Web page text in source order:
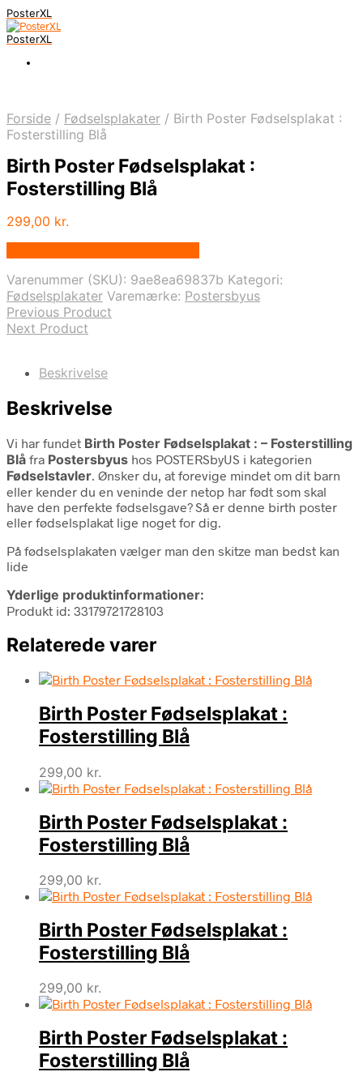
PosterXL
PosterXL
Forside / Fødselsplakater / Birth Poster Fødselsplakat :
Fosterstilling Blå
Birth Poster Fødselsplakat :
Fosterstilling Blå
299,00 kr.
Varenummer (SKU): 9ae8ea69837b Kategori:
Fødselsplakater Varemærke: Postersbyus
Previous Product
Next Product
Beskrivelse
Beskrivelse
Vi har fundet Birth Poster Fødselsplakat : – Fosterstilling
Blå fra Postersbyus hos POSTERSbyUS i kategorien
Fødselstavler. Ønsker du, at forevige mindet om dit barn
eller kender du en veninde der netop har født som skal
have den perfekte fødselsgave? Så er denne birth poster
eller fødselsplakat lige noget for dig.
På fødselsplakaten vælger man den skitze man bedst kan
lide
Yderlige produktinformationer:
Produkt id: 33179721728103
Relaterede varer
Birth Poster Fødselsplakat :
Fosterstilling Blå
299,00 kr.
Birth Poster Fødselsplakat :
Fosterstilling Blå
299,00 kr.
Birth Poster Fødselsplakat :
Fosterstilling Blå
299,00 kr.
Birth Poster Fødselsplakat :
Fosterstilling Blå